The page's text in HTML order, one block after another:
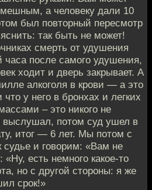
а человеку дали 10
был повторный пересмотр
так быть не может!
смерть от удушения
часа после самого удушения,
ходит и дверь закрывает. А
алкоголя в крови — а это
у него в бронхах и легких
– это никого не
потом суд ушел в
итог — 6 лет. Мы потом с
судье и говорим: «Вам не
есть немного какое-то
но с другой стороны: я же
срок!»